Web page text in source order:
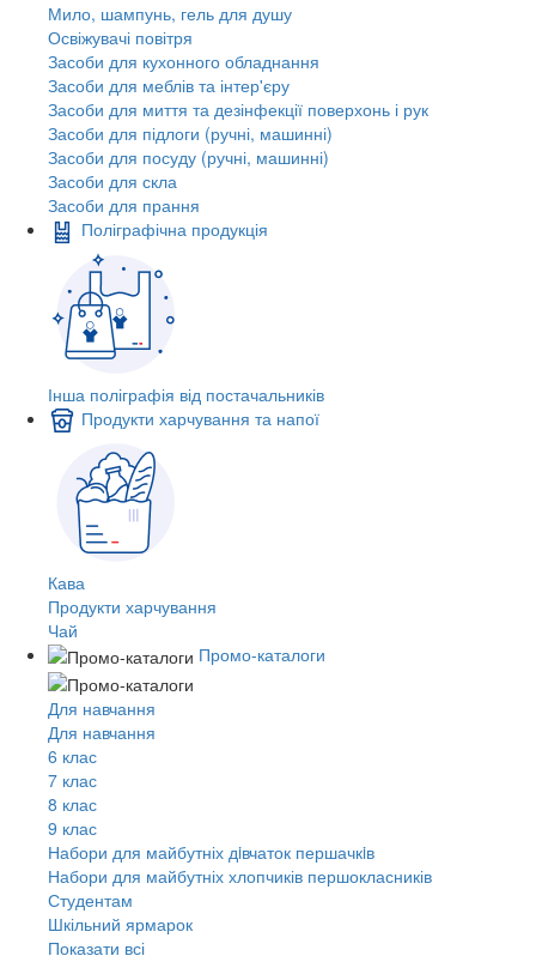
Мило, шампунь, гель для душу
Освіжувачі повітря
Засоби для кухонного обладнання
Засоби для меблів та інтер'єру
Засоби для миття та дезінфекції поверхонь і рук
Засоби для підлоги (ручні, машинні)
Засоби для посуду (ручні, машинні)
Засоби для скла
Засоби для прання
Поліграфічна продукція
Інша поліграфія від постачальників
Продукти харчування та напої
Кава
Продукти харчування
Чай
Промо-каталоги
Для навчання
Для навчання
6 клас
7 клас
8 клас
9 клас
Набори для майбутніх дiвчаток першачкiв
Набори для майбутніх хлопчиків першокласників
Студентам
Шкільний ярмарок
Показати всі